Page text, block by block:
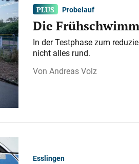
Probelauf
Die
In der Testphase zum
nicht alles rund.
Andreas Volz
Esslingen